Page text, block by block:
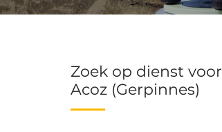
Zoek op dienst voor
Acoz (Gerpinnes)